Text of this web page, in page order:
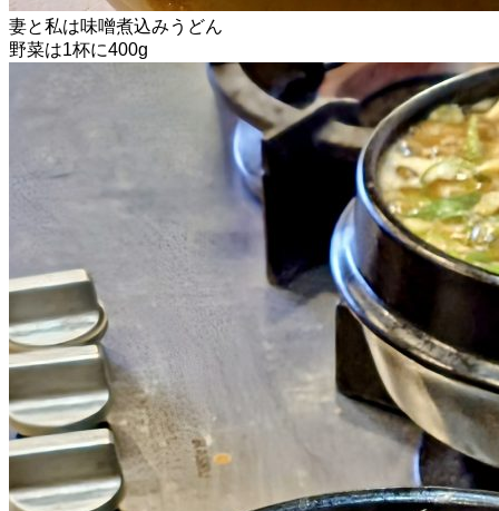
妻と私は味噌煮込みうどん
野菜は1杯に400g